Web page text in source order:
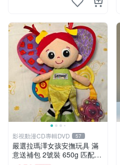
影視動漫CD專輯DVD 57
嚴選拉瑪澤女孩安撫玩具 滿
意送補包 2號裝 650g 匹配嬰